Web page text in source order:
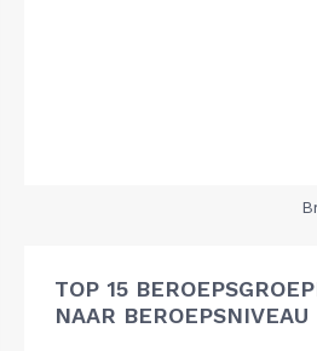
TOP 15
NAAR BEROEPSNIVEAU